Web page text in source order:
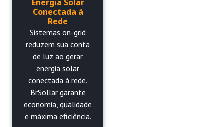
Energia Solar
Conectada à
Rede
Sistemas on-grid
reduzem sua conta
de luz ao gerar
energia solar
conectada à rede.
BrSollar garante
economia, qualidade
e máxima eficiência.